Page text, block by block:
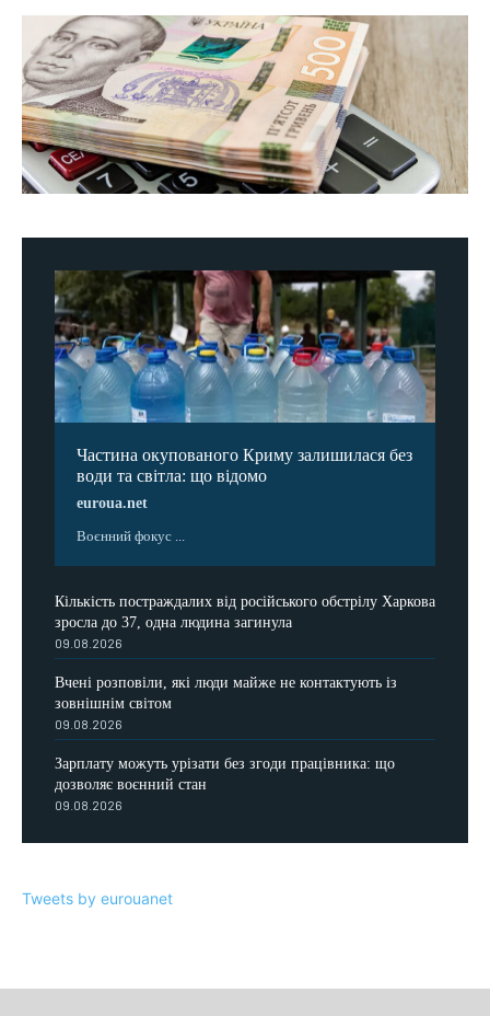
Частина окупованого Криму залишилася без
води та світла: що відомо
euroua.net
Воєнний фокус ...
Кількість постраждалих від російського обстрілу Харкова
зросла до 37, одна людина загинула
09.08.2026
Вчені розповіли, які люди майже не контактують із
зовнішнім світом
09.08.2026
Зарплату можуть урізати без згоди працівника: що
дозволяє воєнний стан
09.08.2026
Tweets by eurouanet